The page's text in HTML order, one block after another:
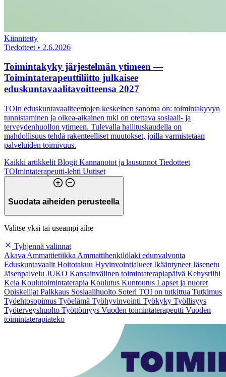
Kiinnitetty
Tiedotteet • 2.6.2026
Toimintakyky järjestelmän ytimeen —
Toimintaterapeuttiliitto julkaisee
eduskuntavaalitavoitteensa 2027
TOIn eduskuntavaaliteemojen keskeinen sanoma on: toimintakyvyn
tunnistaminen ja oikea-aikainen tuki on otettava sosiaali- ja
terveydenhuollon ytimeen. Tulevalla hallituskaudella on
mahdollisuus tehdä rakenteelliset muutokset, joilla varmistetaan
palveluiden toimivuus.
Kaikki artikkelit Blogit Kannanotot ja lausunnot Tiedotteet
TOImintaterapeutti-lehti Uutiset
Suodata aiheiden perusteella
Valitse yksi tai useampi aihe
Tyhjennä valinnat
Akava Ammattietiikka Ammattihenkilölaki edunvalvonta
Eduskuntavaalit Hoitotakuu Hyvinvointialueet Ikääntyneet Jäsenetu
Jäsenpalvelu JUKO Kansainvälinen toimintaterapiapäivä Kehysriihi
Kela Koulutoimintaterapia Koulutus Kuntoutus Lapset ja nuoret
Opiskelijat Palkkaus Sosiaalihuolto Soteri TOI on tutkittua Tutkimus
Työehtosopimus Työelämä Työhyvinvointi Työkyky Työllisyys
Työterveyshuolto Työttömyys Vuoden toimintaterapeutti Vuoden
toimintaterapiateko